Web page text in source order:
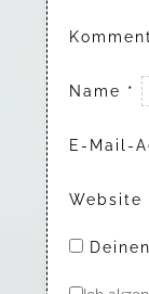
Name *
E-Mail-
Website